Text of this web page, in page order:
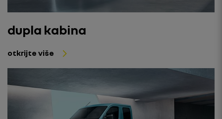
dupla kabina
otkrijte više